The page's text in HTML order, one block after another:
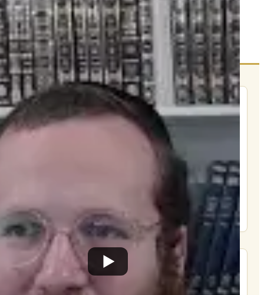
הרשם לרשימת אימייל שבועי
תרומה
תמכו בהמשך הפצת שיעורים ותכנים